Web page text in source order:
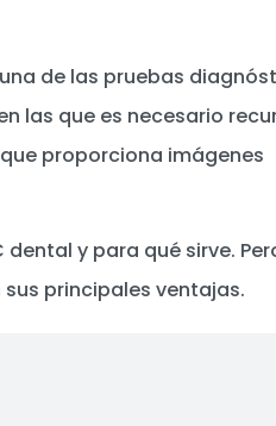
de las pruebas
las que es necesario
proporciona imágenes
y para qué sirve.
principales ventajas.